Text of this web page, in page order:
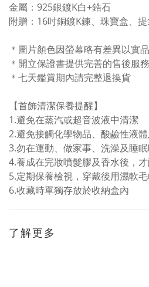
金屬：925銀鍍K白+鋯石
附贈：16吋銅鍍K鍊、珠寶盒、
＊圖片顏色因螢幕略有差異以實
＊開立保證書提供完善的售後服務
＊七天鑑賞期內請完整退換貨
【首飾清潔保養提醒】
1.避免在蒸汽或超音波液中清潔
2.避免接觸化學物品、酸鹼性液
3.勿在運動、做家事、洗澡及睡
4.養成在完妝噴髮膠及香水後，
5.定期保養檢視，穿戴後用濕軟
6.收藏時單獨存放於收納盒內
了解更多